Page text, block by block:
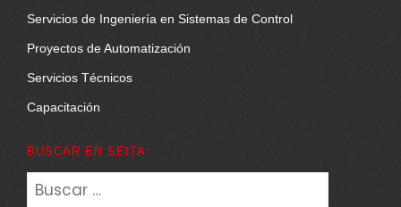
Servicios de Ingeniería en Sistemas de Control
Proyectos de Automatización
Servicios Técnicos
Capacitación
BUSCAR EN SEITA:
Buscar: